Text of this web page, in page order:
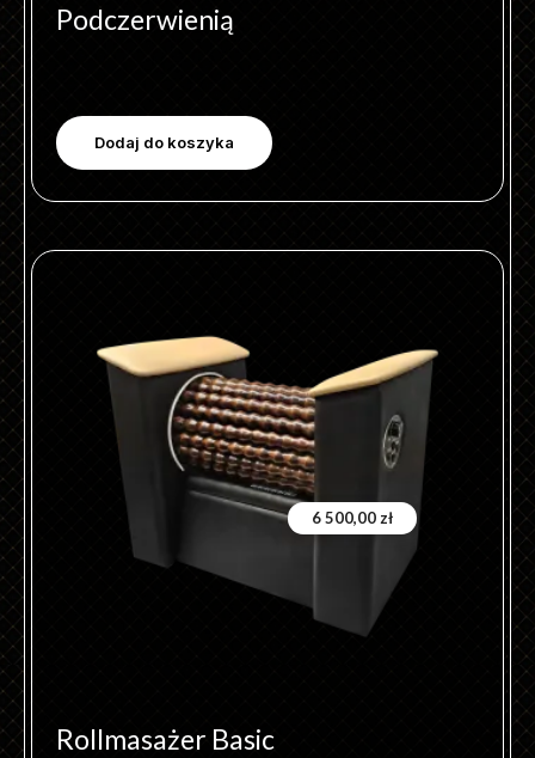
Podczerwienią
Dodaj do koszyka
6 500,00 zł
Rollmasażer Basic